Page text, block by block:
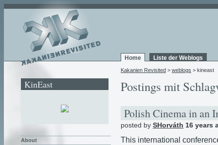
Home Liste der Weblogs
Kakanien Revisited > weblogs > kineast
Postings mit
Polish Cinema in an
posted by SHorváth 16 years
This international
KinEast
About